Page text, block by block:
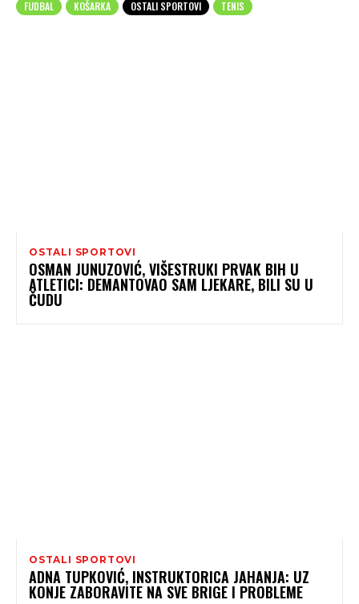
FUDBAL KOŠARKA OSTALI SPORTOVI TENIS
OSTALI SPORTOVI
OSMAN JUNUZOVIĆ, VIŠESTRUKI PRVAK BIH U
ATLETICI: DEMANTOVAO SAM LJEKARE, BILI SU U
ČUDU
OSTALI SPORTOVI
ADNA TUPKOVIĆ, INSTRUKTORICA JAHANJA: UZ
KONJE ZABORAVITE NA SVE BRIGE I PROBLEME